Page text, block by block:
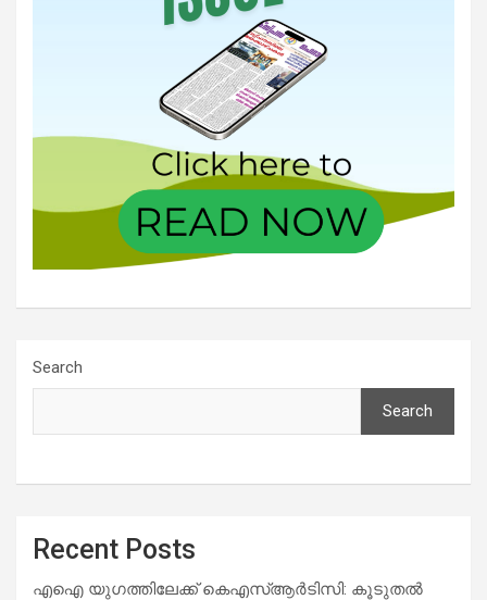
Search
Search
Recent Posts
എഐ യുഗത്തിലേക്ക് കെഎസ്ആർടിസി: കൂടുതൽ